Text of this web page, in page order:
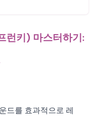
키) 마스터하기:
드를 효과적으로 레